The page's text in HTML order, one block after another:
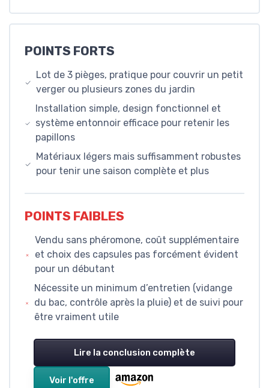
POINTS FORTS
Lot de 3 pièges, pratique pour couvrir un petit
verger ou plusieurs zones du jardin
Installation simple, design fonctionnel et
système entonnoir efficace pour retenir les
papillons
Matériaux légers mais suffisamment robustes
pour tenir une saison complète et plus
POINTS FAIBLES
Vendu sans phéromone, coût supplémentaire
et choix des capsules pas forcément évident
pour un débutant
Nécessite un minimum d’entretien (vidange
du bac, contrôle après la pluie) et de suivi pour
être vraiment utile
Lire la conclusion complète
Voir l'offre